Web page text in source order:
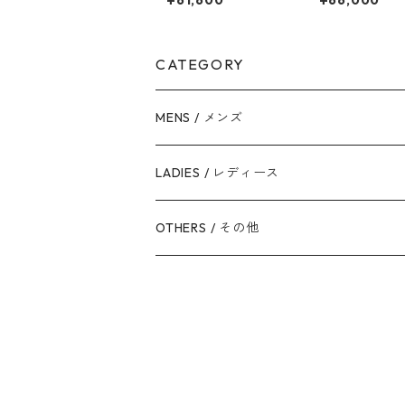
キャップ
ハット
CATEGORY
MENS / メンズ
Hat / ハット
Cap / キャップ
LADIES / レディース
Headband / カチューシャ
OTHERS / その他